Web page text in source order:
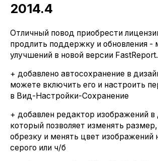
2014.4
Отличный повод приобрести
продлить поддержку и обновления -
улучшений в новой версии
+ добавлено автосохранение в
можете включить его и настроить
в Вид-Настройки-Сохранение
+ добавлен редактор изображений в
который позволяет изменять
обрезку и менять цвет изображений
серого или ч/б